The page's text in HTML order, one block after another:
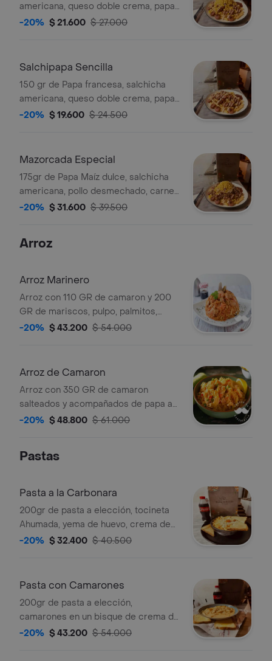
americana, queso doble crema, papa
cabello de ángel y salsa de la casa
-20% $ 21.600 $ 27.000
Salchipapa Sencilla
150 gr de Papa francesa, salchicha
americana, queso doble crema, papa
cabello de ángel y salsa de la casa
-20% $ 19.600 $ 24.500
Mazorcada Especial
175gr de Papa Maíz dulce, salchicha
americana, pollo desmechado, carne
desmechada, tocineta, queso doble
-20% $ 31.600 $ 39.500
Arroz
Arroz Marinero
Arroz con 110 GR de camaron y 200
GR de mariscos, pulpo, palmitos,
calamar, caracol, acompañado de
-20% $ 43.200 $ 54.000
Arroz de Camaron
Arroz con 350 GR de camaron
salteados y acompañados de papa a
la francesa y patacon.
-20% $ 48.800 $ 61.000
Pastas
Pasta a la Carbonara
200gr de pasta a elección, tocineta
Ahumada, yema de huevo, crema de
leche, queso parmesano y pan en
-20% $ 32.400 $ 40.500
Pasta con Camarones
200gr de pasta a elección,
camarones en un bisque de crema de
leche, queso parmesano y pan en
-20% $ 43.200 $ 54.000